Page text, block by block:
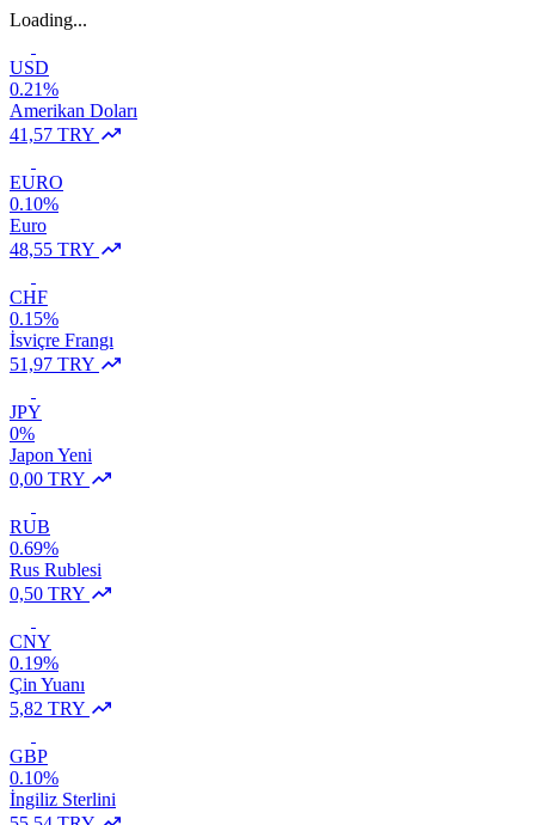
Loading...
USD
0.21%
Amerikan Doları
41,57 TRY
EURO
0.10%
Euro
48,55 TRY
CHF
0.15%
İsviçre Frangı
51,97 TRY
JPY
0%
Japon Yeni
0,00 TRY
RUB
0.69%
Rus Rublesi
0,50 TRY
CNY
0.19%
Çin Yuanı
5,82 TRY
GBP
0.10%
İngiliz Sterlini